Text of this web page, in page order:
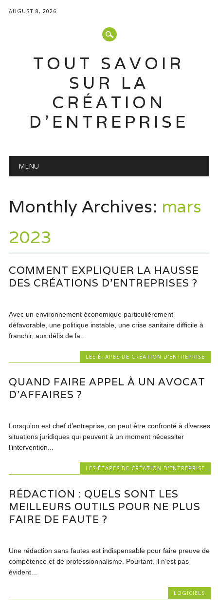
AUGUST 8, 2026
TOUT SAVOIR
SUR LA
CRÉATION
D'ENTREPRISE
Main menu
MENU
Monthly Archives: mars
2023
COMMENT EXPLIQUER LA HAUSSE
DES CRÉATIONS D’ENTREPRISES ?
Avec un environnement économique particulièrement
défavorable, une politique instable, une crise sanitaire difficile à
franchir, aux défis de la...
LES ÉTAPES DE CRÉATION D'ENTREPRISE
QUAND FAIRE APPEL À UN AVOCAT
D’AFFAIRES ?
Lorsqu’on est chef d’entreprise, on peut être confronté à diverses
situations juridiques qui peuvent à un moment nécessiter
l’intervention...
LES ÉTAPES DE CRÉATION D'ENTREPRISE
RÉDACTION : QUELS SONT LES
MEILLEURS OUTILS POUR NE PLUS
FAIRE DE FAUTE ?
Une rédaction sans fautes est indispensable pour faire preuve de
compétence et de professionnalisme. Pourtant, il n’est pas
évident...
LOGICIELS